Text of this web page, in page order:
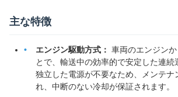
主な特徴
エンジン駆動方式： 車両のエンジン
とで、輸送中の効率的で安定した連続
独立した電源が不要なため、メンテナ
れ、中断のない冷却が保証されます。